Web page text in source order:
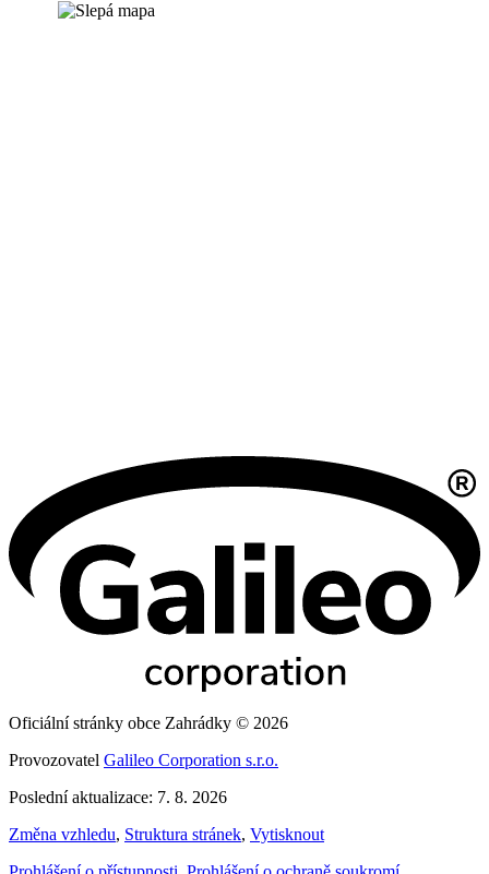
Oficiální stránky obce Zahrádky © 2026
Provozovatel Galileo Corporation s.r.o.
Poslední aktualizace: 7. 8. 2026
Změna vzhledu, Struktura stránek, Vytisknout